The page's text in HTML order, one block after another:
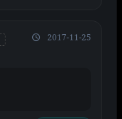
2017-11-25